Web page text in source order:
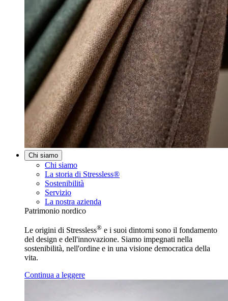
Chi siamo
Chi siamo
La storia di Stressless®
Sostenibilità
Servizio
La nostra azienda
Patrimonio nordico
Le origini di Stressless® e i suoi dintorni sono il fondamento
del design e dell'innovazione. Siamo impegnati nella
sostenibilità, nell'ordine e in una visione democratica della
vita.
Continua a leggere